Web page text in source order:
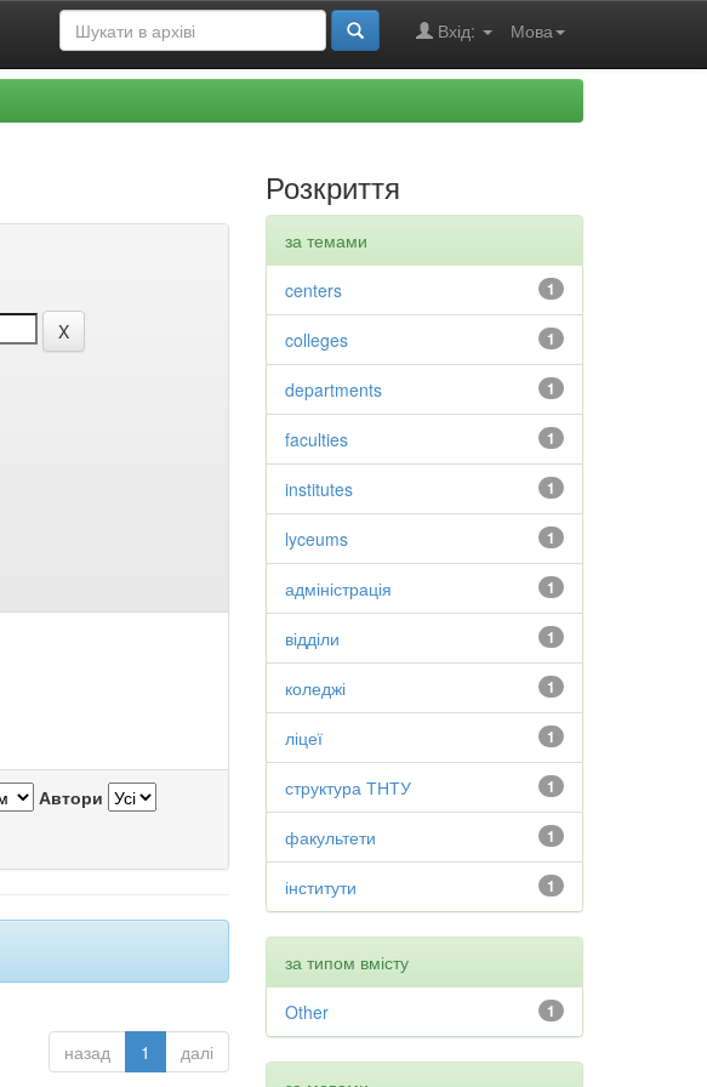
Мова
Вхід:
Автори
назад 1 далі
Розкриття
за темами
1
centers
1
colleges
1
departments
1
faculties
1
institutes
1
lyceums
1
адміністрація
1
відділи
1
коледжі
1
ліцеї
1
структура ТНТУ
1
факультети
1
інститути
за типом вмісту
1
Other